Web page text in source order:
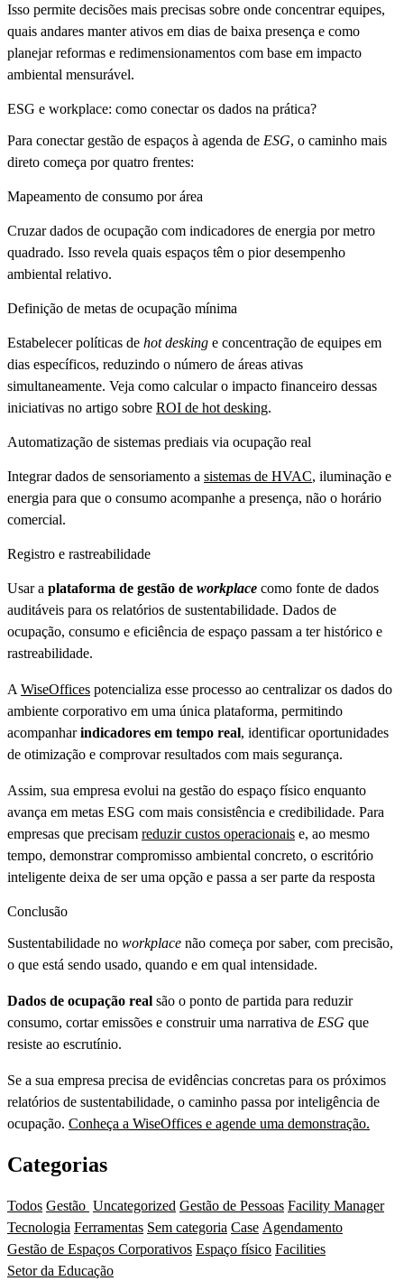
Isso permite decisões mais precisas sobre onde concentrar equipes,
quais andares manter ativos em dias de baixa presença e como
planejar reformas e redimensionamentos com base em impacto
ambiental mensurável.
ESG e workplace: como conectar os dados na prática?
Para conectar gestão de espaços à agenda de ESG, o caminho mais
direto começa por quatro frentes:
Mapeamento de consumo por área
Cruzar dados de ocupação com indicadores de energia por metro
quadrado. Isso revela quais espaços têm o pior desempenho
ambiental relativo.
Definição de metas de ocupação mínima
Estabelecer políticas de hot desking e concentração de equipes em
dias específicos, reduzindo o número de áreas ativas
simultaneamente. Veja como calcular o impacto financeiro dessas
iniciativas no artigo sobre ROI de hot desking.
Automatização de sistemas prediais via ocupação real
Integrar dados de sensoriamento a sistemas de HVAC, iluminação e
energia para que o consumo acompanhe a presença, não o horário
comercial.
Registro e rastreabilidade
Usar a plataforma de gestão de workplace como fonte de dados
auditáveis para os relatórios de sustentabilidade. Dados de
ocupação, consumo e eficiência de espaço passam a ter histórico e
rastreabilidade.
A WiseOffices potencializa esse processo ao centralizar os dados do
ambiente corporativo em uma única plataforma, permitindo
acompanharindicadores em tempo real, identificar oportunidades
de otimização e comprovar resultados com mais segurança.
Assim, sua empresa evolui na gestão do espaço físico enquanto
avança em metas ESG com mais consistência e credibilidade. Para
empresas que precisam reduzir custos operacionais e, ao mesmo
tempo, demonstrar compromisso ambiental concreto, o escritório
inteligente deixa de ser uma opção e passa a ser parte da resposta
Conclusão
Sustentabilidade no workplace não começa por saber, com precisão,
o que está sendo usado, quando e em qual intensidade.
Dados de ocupação real são o ponto de partida para reduzir
consumo, cortar emissões e construir uma narrativa de ESG que
resiste ao escrutínio.
Se a sua empresa precisa de evidências concretas para os próximos
relatórios de sustentabilidade, o caminho passa por inteligência de
ocupação. Conheça a WiseOffices e agende uma demonstração.
Categorias
Todos Gestão Uncategorized Gestão de Pessoas Facility Manager
Tecnologia Ferramentas Sem categoria Case Agendamento
Gestão de Espaços Corporativos Espaço físico Facilities
Setor da Educação